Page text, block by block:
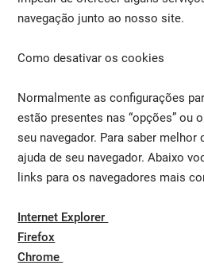
navegação junto ao nosso site.
Como desativar os cookies
Normalmente as configurações
estão presentes nas “opções” ou
seu navegador. Para saber
ajuda de seu navegador. Abaixo
links para os navegadores mais
Internet Explorer
Firefox
Chrome